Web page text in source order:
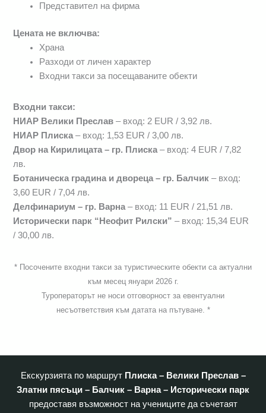
Представител на фирма
Цената не включва:
Храна
Разходи от личен характер
Входни такси за посещаваните обекти
Входни такси:
НИАР Велики Преслав– вход: 2 EUR / 3,92 лв.
НИАР Плиска– вход: 1,53 EUR / 3,00 лв.
Двор на Кирилицата – гр. Плиска – вход: 4 EUR / 7,82
лв.
Ботаническа градина и двореца – гр. Балчик – вход:
3,60 EUR / 7,04 лв.
Делфинариум – гр. Варна– вход: 11 EUR / 21,51 лв.
Исторически парк “Неофит Рилски” – вход: 15,34 EUR
/ 30,00 лв.
* Посочените входни такси за туристическите обекти са актуални
към месец януари 2026 г.
Туроператорът не носи отговорност за евентуални
несъответствия към датата на пътуване. *
Екскурзията по маршрут Плиска – Велики Преслав –
Златни пясъци – Балчик – Варна – Исторически парк
предоставя възможност на учениците да съчетаят